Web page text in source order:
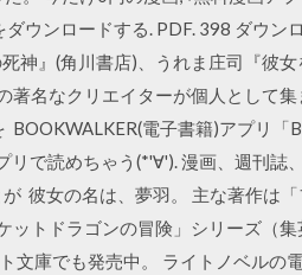
ウンロードする. PDF. 398 ダウン
神』(角川書店)、うれま庄司『彼
名なクリエイターが個人として集
電子書籍)アプリ「
リで読めちゃう(*'∀'). 漫画、週刊誌
彼女の名は、夢羽。 主な著作は「
ットドラゴンの冒険」シリーズ（集
文庫でも発売中。 ライトノベルの